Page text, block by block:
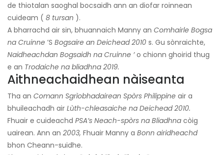
de thiotalan saoghal bocsaidh ann an diofar roinnean
cuideam ( 8 tursan ).
A bharrachd air sin, bhuannaich Manny an Comhairle Bogsa
na Cruinne ’S Bogsaire an Deichead 2010 s. Gu sònraichte,
Naidheachdan Bogsaidh na Cruinne ’o chionn ghoirid thug
e an Trodaiche na bliadhna 2019.
Aithneachaidhean nàiseanta
Tha an Comann Sgrìobhadairean Spòrs Philippine air a
bhuileachadh air Lùth-chleasaiche na Deichead 2010.
Fhuair e cuideachd PSA’s Neach-spòrs na Bliadhna còig
uairean. Ann an 2003, Fhuair Manny a Bonn airidheachd
bhon Cheann-suidhe.